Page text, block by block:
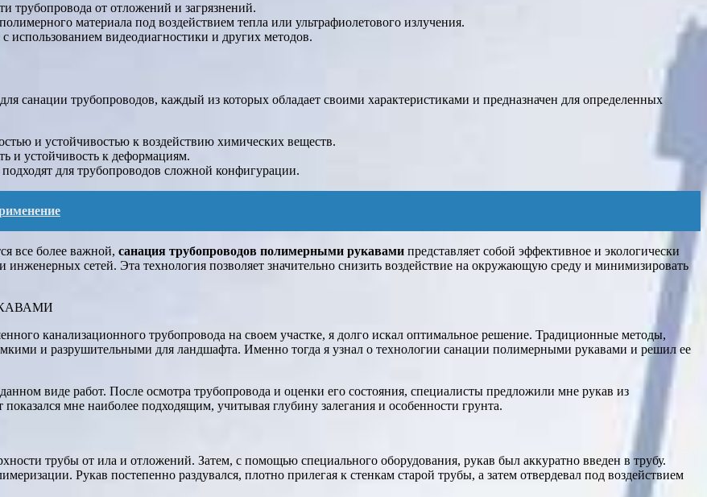
трубопровода от отложений и загрязнений.
материала под воздействием тепла или ультрафиолетового излучения.
использованием видеодиагностики и других методов.
санации трубопроводов, каждый из которых обладает своими характеристиками и предназначен для определенных
и устойчивостью к воздействию химических веществ.
и устойчивость к деформациям.
для трубопроводов сложной конфигурации.
все более важной, санация трубопроводов полимерными рукавами представляет собой эффективное и экологически
сетей. Эта технология позволяет значительно снизить воздействие на окружающую среду и минимизировать
канализационного трубопровода на своем участке, я долго искал оптимальное решение. Традиционные методы,
и разрушительными для ландшафта. Именно тогда я узнал о технологии санации полимерными рукавами и решил ее
виде работ. После осмотра трубопровода и оценки его состояния, специалисты предложили мне рукав из
мне наиболее подходящим, учитывая глубину залегания и особенности грунта.
трубы от ила и отложений. Затем, с помощью специального оборудования, рукав был аккуратно введен в трубу.
Рукав постепенно раздувался, плотно прилегая к стенкам старой трубы, а затем отвердевал под воздействием